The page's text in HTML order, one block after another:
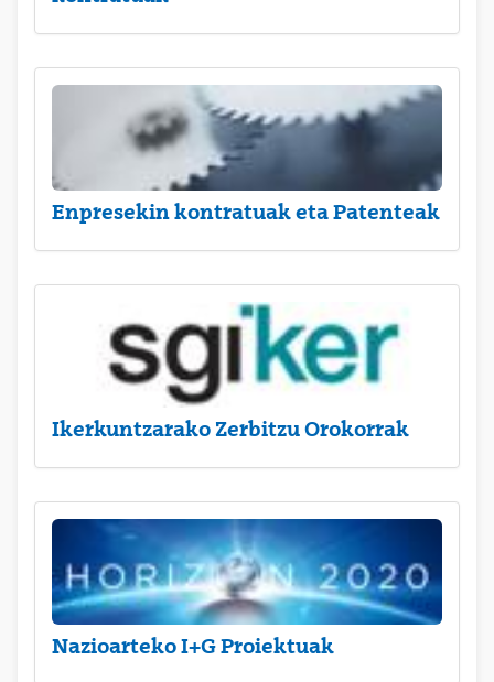
Enpresekin kontratuak eta Patenteak
Ikerkuntzarako Zerbitzu Orokorrak
Nazioarteko I+G Proiektuak